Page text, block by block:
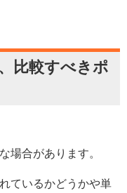
比較すべきポ
場合があります。
ているかどうかや単